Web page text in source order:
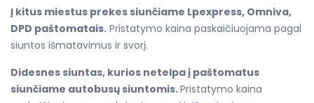
Į kitus miestus prekes siunčiame Lpexpress, Omniva,
DPD paštomatais. Pristatymo kaina paskaičiuojama pagal
siuntos išmatavimus ir svorį.
Didesnes siuntas, kurios netelpa į paštomatus
siunčiame autobusų siuntomis.Pristatymo kaina